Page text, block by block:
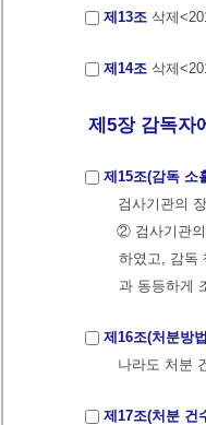
제13조 삭제
제14조 삭제
제5장 감독자
제15조(감독 소
검사기관의
② 검사기관
하였고, 감독
과 동등하게
제16조(처분방
나라도 처분
제17조(처분 건